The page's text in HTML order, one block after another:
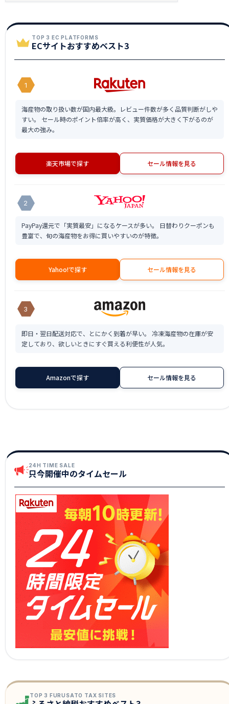
TOP 3 EC PLATFORMS
ECサイトおすすめベスト3
1
海産物の取り扱い数が国内最大級。レビュー件数が多く品質判断がしや
すい。 セール時のポイント倍率が高く、実質価格が大きく下がるのが
最大の強み。
楽天市場で探す セール情報を見る
2
PayPay還元で「実質最安」になるケースが多い。 日替わりクーポンも
豊富で、旬の海産物をお得に買いやすいのが特徴。
Yahoo!で探す セール情報を見る
3
即日・翌日配送対応で、とにかく到着が早い。 冷凍海産物の在庫が安
定しており、欲しいときにすぐ買える利便性が人気。
Amazonで探す セール情報を見る
24H TIME SALE
只今開催中のタイムセール
TOP 3 FURUSATO TAX SITES